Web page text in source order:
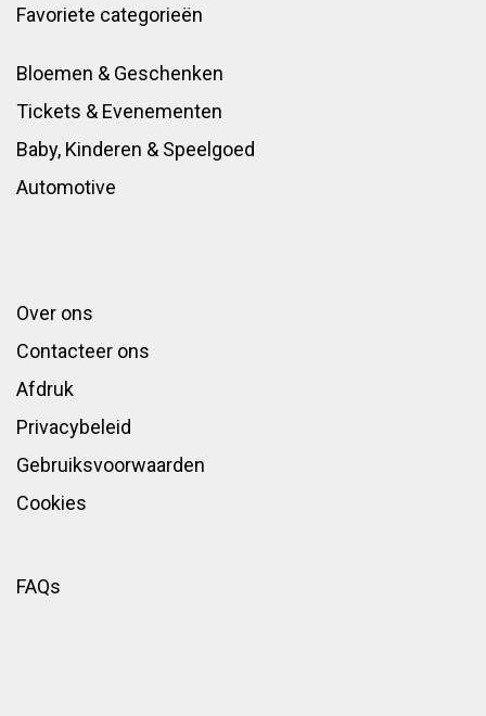
Favoriete categorieën
Bloemen & Geschenken
Tickets & Evenementen
Baby, Kinderen & Speelgoed
Automotive
Over ons
Contacteer ons
Afdruk
Privacybeleid
Gebruiksvoorwaarden
Cookies
FAQs